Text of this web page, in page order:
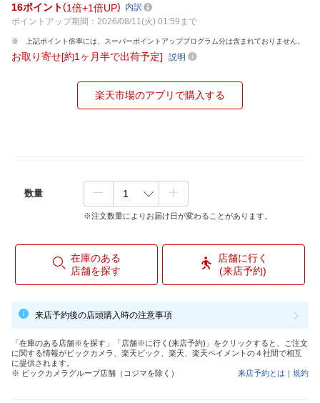
16ポイント 1倍 1倍UP
内訳
ポイントアップ期間：2026/08/11(火) 01:59まで
上記ポイント倍率には、スーパーポイントアッププログラム分は含まれておりません。
お取り寄せ[約1ヶ月半で出荷予定] 説明
楽天市場のアプリで購入する
数量
※注文数量によりお届け日が変わることがあります。
在庫のある
店舗を探す
店舗に行く
(来店予約)
来店予約後の店頭購入時の注意事項
「在庫のある店舗※を探す」「店舗※に行く(来店予約)」をクリックすると、ご注文
に関する情報がビックカメラ、楽天ビック、楽天、楽天ペイメントの４社間で相互
に提供されます。
※ ビックカメラグループ店舗（コジマを除く）
来店予約とは ｜ 規約